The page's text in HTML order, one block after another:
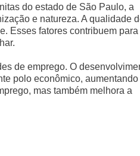
do estado de São Paulo, a
e natureza. A qualidade
Esses fatores contribuem para
de emprego. O
polo econômico, aumentando
mas também melhora a